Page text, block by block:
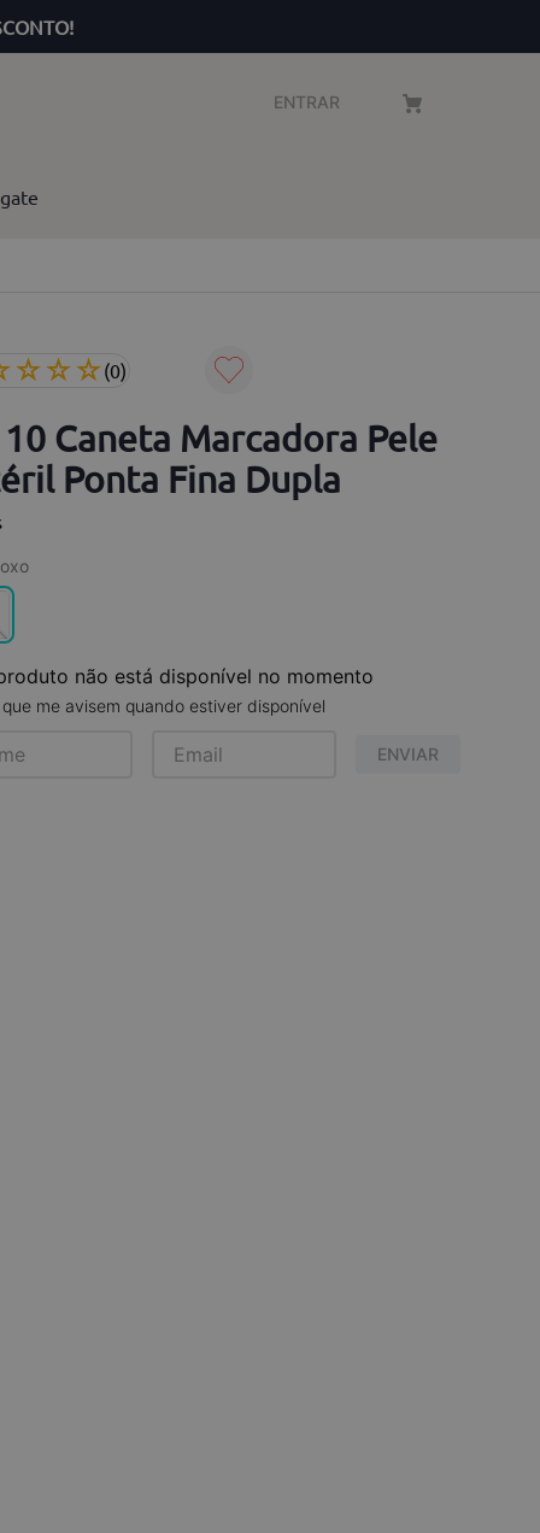
ENTRAR
☆☆☆(0)
Caneta Marcadora Pele
Ponta Fina Dupla
não está disponível no momento
me avisem quando estiver disponível
ENVIAR